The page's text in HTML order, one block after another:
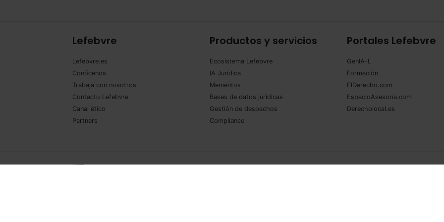
Lefebvre
Lefebvre.es
Conócenos
Trabaja con nosotros
Contacto Lefebvre
Canal ético
Partners
Productos y servicios
Ecosistema Lefebvre
IA Jurídica
Mementos
Bases de datos jurídicas
Gestión de despachos
Compliance
Portales Lefebvre
GenIA-L
Formación
ElDerecho.com
EspacioAsesoria.com
Derecholocal.es